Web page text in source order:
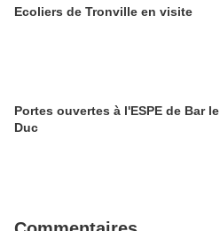
Ecoliers de Tronville en visite
Portes ouvertes à l'ESPE de Bar le
Duc